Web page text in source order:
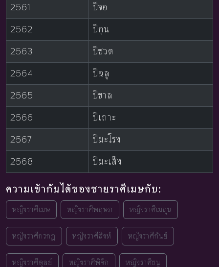
2561
ปีจอ
2562
ปีกุน
2563
ปีชวด
2564
ปีฉลู
2565
ปีขาล
2566
ปีเถาะ
2567
ปีมะโรง
2568
ปีมะเส็ง
ความเข้ากันได้ของชายราศีเมษกับ:
หญิงราศีเมษ หญิงราศีพฤษภ หญิงราศีเมถุน
หญิงราศีกรกฎ หญิงราศีสิงห์ หญิงราศีกันย์
หญิงราศีตุลย์ หญิงราศีพิจิก หญิงราศีธนู